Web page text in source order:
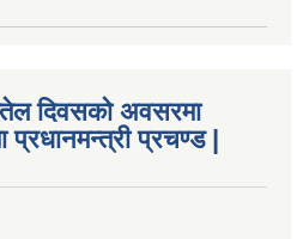
दिवसको अवसरमा
प्रधानमन्त्री प्रचण्ड |